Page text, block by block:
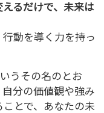
るだけで、未来は
動を導く力を持っ
うその名のとお
分の価値観や強み
とで、あなたの未